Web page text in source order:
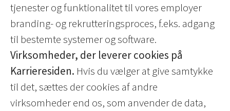
tjenester og funktionalitet til vores employer
branding- og rekrutteringsproces, f.eks. adgang
til bestemte systemer og software.
Virksomheder, der leverer cookies på
Karrieresiden. Hvis du vælger at give samtykke
til det, sættes der cookies af andre
virksomheder end os, som anvender de data,